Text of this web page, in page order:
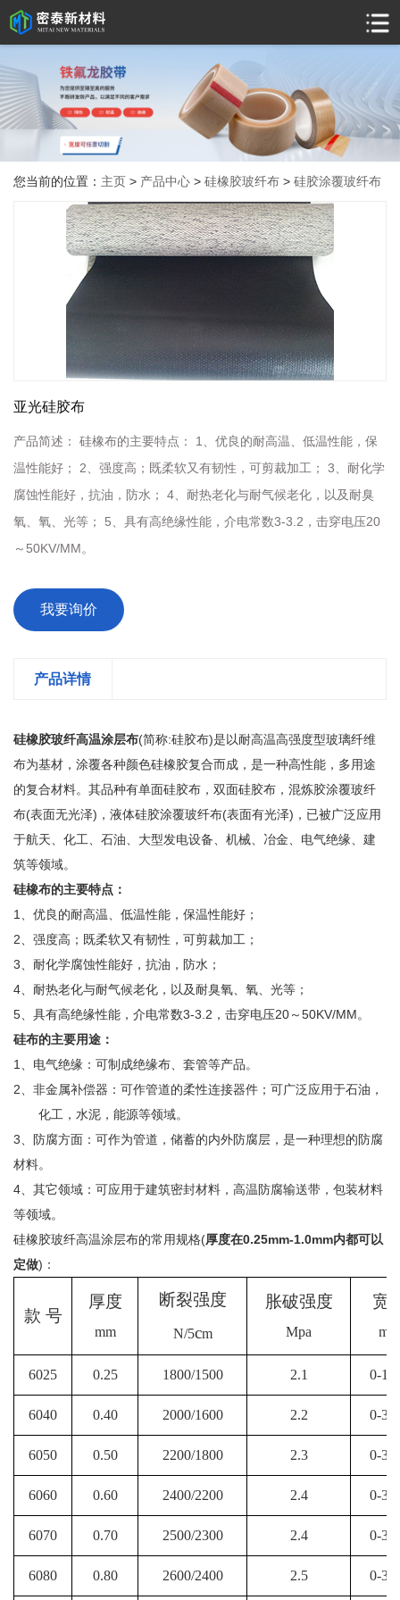
您当前的位置： 主页 > 产品中心 > 硅橡胶玻纤布 > 硅胶涂覆玻纤布
亚光硅胶布
产品简述：
硅橡布的主要特点： 1、优良的耐高温、低温性能，保
温性能好； 2、强度高；既柔软又有韧性，可剪裁加工； 3、耐化学
腐蚀性能好，抗油，防水； 4、耐热老化与耐气候老化，以及耐臭
氧、氧、光等； 5、具有高绝缘性能，介电常数3-3.2，击穿电压20
～50KV/MM。
我要询价
产品详情
硅橡胶玻纤高温涂层布(简称:硅胶布)是以耐高温高强度型玻璃纤维
布为基材，涂覆各种颜色硅橡胶复合而成，是一种高性能，多用途
的复合材料。其品种有单面硅胶布，双面硅胶布，混炼胶涂覆玻纤
布(表面无光泽)，液体硅胶涂覆玻纤布(表面有光泽)，已被广泛应用
于航天、化工、石油、大型发电设备、机械、冶金、电气绝缘、建
筑等领域。
硅橡布的主要特点：
1、优良的耐高温、低温性能，保温性能好；
2、强度高；既柔软又有韧性，可剪裁加工；
3、耐化学腐蚀性能好，抗油，防水；
4、耐热老化与耐气候老化，以及耐臭氧、氧、光等；
5、具有高绝缘性能，介电常数3-3.2，击穿电压20～50KV/MM。
硅布的主要用途：
1、电气绝缘：可制成绝缘布、套管等产品。
2、非金属补偿器：可作管道的柔性连接器件；可广泛应用于石油，
化工，水泥，能源等领域。
3、防腐方面：可作为管道，储蓄的内外防腐层，是一种理想的防腐
材料。
4、其它领域：可应用于建筑密封材料，高温防腐输送带，包装材料
等领域。
硅橡胶玻纤高温涂层布的常用规格(厚度在0.25mm-1.0mm内都可以
定做)：
款 号
厚度
mm
断裂强度
N/5cm
胀破强度
Mpa
宽
mm
6025 0.25 1800/1500 2.1 0-
6040 0.40 2000/1600 2.2 0-
6050 0.50 2200/1800 2.3 0-
6060 0.60 2400/2200 2.4 0-
6070 0.70 2500/2300 2.4 0-
6080 0.80 2600/2400 2.5 0-